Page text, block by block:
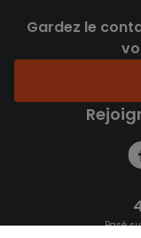
Gardez le
Basé